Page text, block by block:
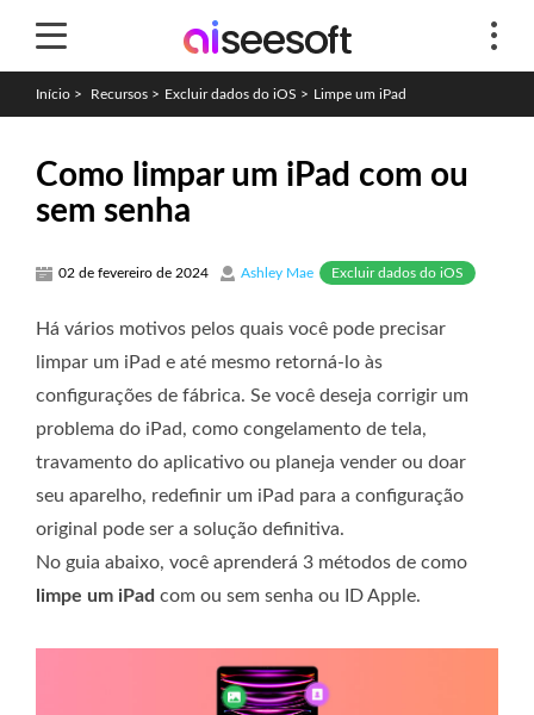
Início > Recursos > Excluir dados do iOS > Limpe um iPad
Como limpar um iPad com ou
sem senha
02 de fevereiro de 2024 Ashley Mae Excluir dados do iOS
Há vários motivos pelos quais você pode precisar
limpar um iPad e até mesmo retorná-lo às
configurações de fábrica. Se você deseja corrigir um
problema do iPad, como congelamento de tela,
travamento do aplicativo ou planeja vender ou doar
seu aparelho, redefinir um iPad para a configuração
original pode ser a solução definitiva.
No guia abaixo, você aprenderá 3 métodos de como
limpe um iPad com ou sem senha ou ID Apple.